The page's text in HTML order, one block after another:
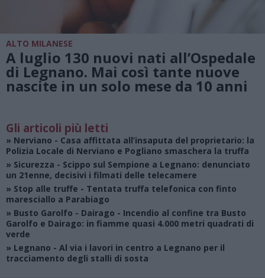
ALTO MILANESE
A luglio 130 nuovi nati all’Ospedale
di Legnano. Mai così tante nuove
nascite in un solo mese da 10 anni
Gli articoli più letti
» Nerviano - Casa affittata all’insaputa del proprietario: la
Polizia Locale di Nerviano e Pogliano smaschera la truffa
» Sicurezza - Scippo sul Sempione a Legnano: denunciato
un 21enne, decisivi i filmati delle telecamere
» Stop alle truffe - Tentata truffa telefonica con finto
maresciallo a Parabiago
» Busto Garolfo - Dairago - Incendio al confine tra Busto
Garolfo e Dairago: in fiamme quasi 4.000 metri quadrati di
verde
» Legnano - Al via i lavori in centro a Legnano per il
tracciamento degli stalli di sosta